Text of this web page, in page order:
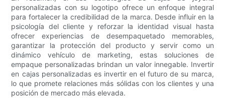
personalizadas con su logotipo ofrece un enfoque integral
para fortalecer la credibilidad de la marca. Desde influir en la
psicología del cliente y reforzar la identidad visual hasta
ofrecer experiencias de desempaquetado memorables,
garantizar la protección del producto y servir como un
dinámico vehículo de marketing, estas soluciones de
empaque personalizadas brindan un valor innegable. Invertir
en cajas personalizadas es invertir en el futuro de su marca,
lo que promete relaciones más sólidas con los clientes y una
posición de mercado más elevada.